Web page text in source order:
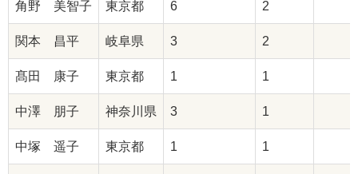
角野 美智子 東京都 6 2
関本 昌平 岐阜県 3 2
髙田 康子 東京都 1 1
中澤 朋子 神奈川県 3 1
中塚 遥子 東京都 1 1